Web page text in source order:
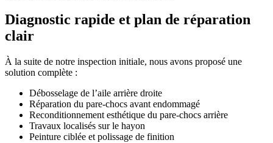
Diagnostic rapide et plan de réparation
clair
À la suite de notre inspection initiale, nous avons proposé une
solution complète :
Débosselage de l’aile arrière droite
Réparation du pare-chocs avant endommagé
Reconditionnement esthétique du pare-chocs arrière
Travaux localisés sur le hayon
Peinture ciblée et polissage de finition